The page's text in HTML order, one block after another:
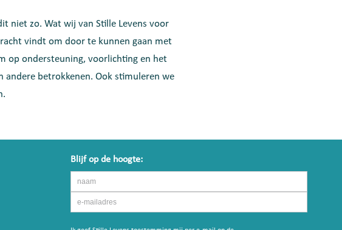
niet zo. Wat wij van Stille Levens voor
vindt om door te kunnen gaan met
op ondersteuning, voorlichting en het
andere betrokkenen. Ook stimuleren we
Blijf op de hoogte: